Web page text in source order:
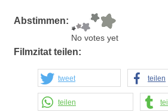
Abstimmen:
No votes yet
Filmzitat teilen:
tweet teilen
teilen